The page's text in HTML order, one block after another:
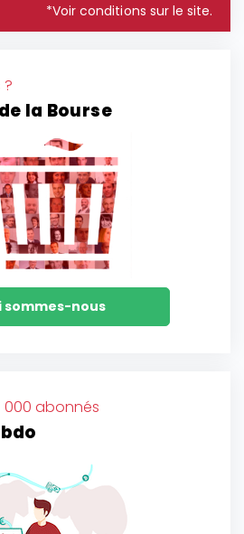
*Voir conditions sur le site.
la Bourse
sommes-nous
000 abonnés